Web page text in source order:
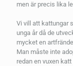
men är precis lika
Vi vill att kattungar
unga år då de
mycket en
Man måste inte
redan en vuxen